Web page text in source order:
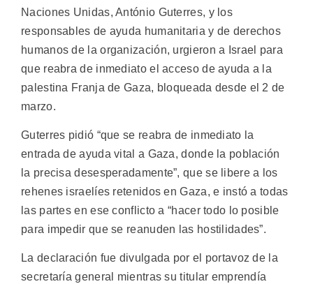
Naciones Unidas, António Guterres, y los
responsables de ayuda humanitaria y de derechos
humanos de la organización, urgieron a Israel para
que reabra de inmediato el acceso de ayuda a la
palestina Franja de Gaza, bloqueada desde el 2 de
marzo.
Guterres pidió “que se reabra de inmediato la
entrada de ayuda vital a Gaza, donde la población
la precisa desesperadamente”, que se libere a los
rehenes israelíes retenidos en Gaza, e instó a todas
las partes en ese conflicto a “hacer todo lo posible
para impedir que se reanuden las hostilidades”.
La declaración fue divulgada por el portavoz de la
secretaría general mientras su titular emprendía